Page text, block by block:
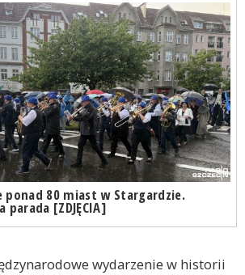
ponad 80 miast w Stargardzie.
parada [ZDJĘCIA]
wydarzenie w historii